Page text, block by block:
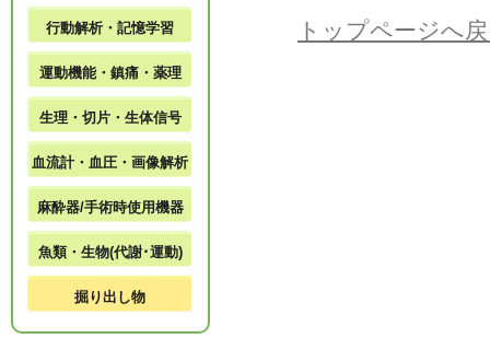
トップページへ
行動解析・記憶学習
運動機能・鎮痛・薬理
生理・切片・生体信号
血流計・血圧・画像解析
麻酔器/手術時使用機器
魚類・生物(代謝･運動)
掘り出し物